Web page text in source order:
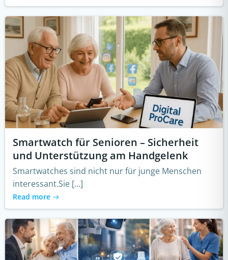
Smartwatch für Senioren – Sicherheit
und Unterstützung am Handgelenk
Smartwatches sind nicht nur für junge Menschen
interessant.Sie […]
Read more